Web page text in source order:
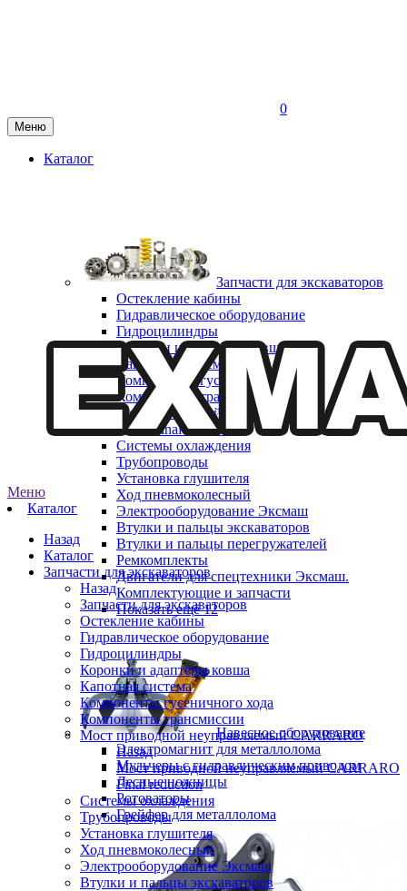
0
Меню
Каталог
Запчасти для экскаваторов
Остекление кабины
Гидравлическое оборудование
Гидроцилиндры
Коронки и адаптеры ковша
Капотная система
Компоненты гусеничного хода
Компоненты трансмиссии
Мост приводной неуправляемый CARRARO
Final reduction
Системы охлаждения
Трубопроводы
Установка глушителя
Ход пневмоколесный
Электрооборудование Эксмаш
Втулки и пальцы экскаваторов
Втулки и пальцы перегружателей
Ремкомплекты
Двигатели для спецтехники Эксмаш.
Комплектующие и запчасти
Показать ещё 12
Навесное оборудование
Электромагнит для металлолома
Мульчеры с гидравлическим приводом
Лесные ножницы
Ротоваторы
Грейфер для металлолома
Меню
Каталог
Назад
Каталог
Запчасти для экскаваторов
Назад
Запчасти для экскаваторов
Остекление кабины
Гидравлическое оборудование
Гидроцилиндры
Коронки и адаптеры ковша
Капотная система
Компоненты гусеничного хода
Компоненты трансмиссии
Мост приводной неуправляемый CARRARO
Назад
Мост приводной неуправляемый CARRARO
Final reduction
Системы охлаждения
Трубопроводы
Установка глушителя
Ход пневмоколесный
Электрооборудование Эксмаш
Втулки и пальцы экскаваторов